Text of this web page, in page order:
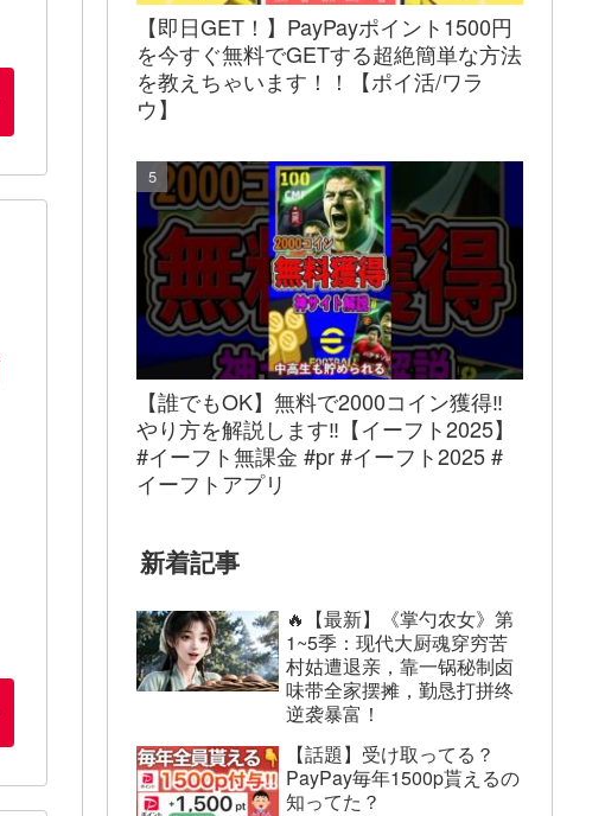
【即日GET！】PayPayポイント1500円
を今すぐ無料でGETする超絶簡単な方法
を教えちゃいます！！【ポイ活/ワラ
ウ】
【誰でもOK】無料で2000コイン獲得‼︎
やり方を解説します‼︎【イーフト2025】
#イーフト無課金 #pr #イーフト2025 #
イーフトアプリ
新着記事
🔥【最新】《掌勺农女》第
1~5季：现代大厨魂穿穷苦
村姑遭退亲，靠一锅秘制卤
味带全家摆摊，勤恳打拼终
逆袭暴富！
【話題】受け取ってる？
PayPay毎年1500p貰えるの
知ってた？